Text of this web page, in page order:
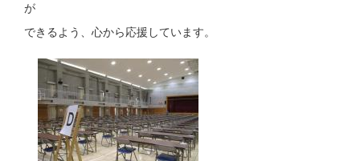
が
できるよう、心から応援しています。